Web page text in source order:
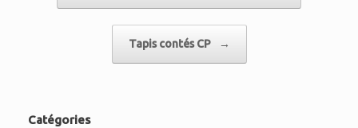
Tapis contés CP →
Catégories